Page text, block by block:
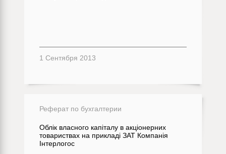
1 Сентября 2013
Реферат по бухгалтерии
Облік власного капіталу в акціонерних
товариствах на прикладі ЗАТ Компанія
Інтерлогос